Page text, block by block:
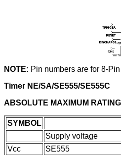
NOTE: Pin numbers are for 8-
Timer NE/SA/SE555/SE555C
ABSOLUTE MAXIMUM
SYMBOL
Supply voltage
Vcc
SE555